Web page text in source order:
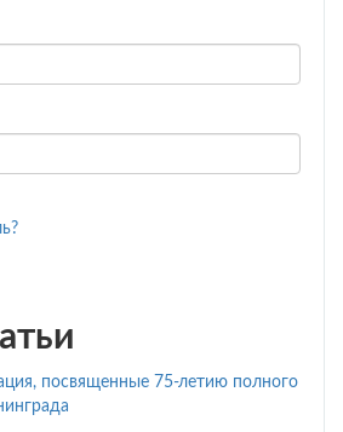
посвященные 75-летию полного